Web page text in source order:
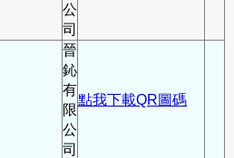
公
司
晉
鈊
有
限
公
司
點我下載QR圖碼